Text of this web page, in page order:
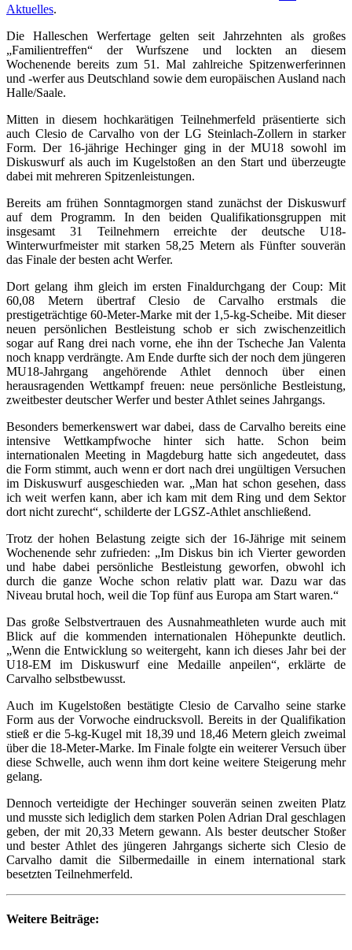
Aktuelles.
Die Halleschen Werfertage gelten seit Jahrzehnten als großes
„Familientreffen“ der Wurfszene und lockten an diesem
Wochenende bereits zum 51. Mal zahlreiche Spitzenwerferinnen
und -werfer aus Deutschland sowie dem europäischen Ausland nach
Halle/Saale.
Mitten in diesem hochkarätigen Teilnehmerfeld präsentierte sich
auch Clesio de Carvalho von der LG Steinlach-Zollern in starker
Form. Der 16-jährige Hechinger ging in der MU18 sowohl im
Diskuswurf als auch im Kugelstoßen an den Start und überzeugte
dabei mit mehreren Spitzenleistungen.
Bereits am frühen Sonntagmorgen stand zunächst der Diskuswurf
auf dem Programm. In den beiden Qualifikationsgruppen mit
insgesamt 31 Teilnehmern erreichte der deutsche U18-
Winterwurfmeister mit starken 58,25 Metern als Fünfter souverän
das Finale der besten acht Werfer.
Dort gelang ihm gleich im ersten Finaldurchgang der Coup: Mit
60,08 Metern übertraf Clesio de Carvalho erstmals die
prestigeträchtige 60-Meter-Marke mit der 1,5-kg-Scheibe. Mit dieser
neuen persönlichen Bestleistung schob er sich zwischenzeitlich
sogar auf Rang drei nach vorne, ehe ihn der Tscheche Jan Valenta
noch knapp verdrängte. Am Ende durfte sich der noch dem jüngeren
MU18-Jahrgang angehörende Athlet dennoch über einen
herausragenden Wettkampf freuen: neue persönliche Bestleistung,
zweitbester deutscher Werfer und bester Athlet seines Jahrgangs.
Besonders bemerkenswert war dabei, dass de Carvalho bereits eine
intensive Wettkampfwoche hinter sich hatte. Schon beim
internationalen Meeting in Magdeburg hatte sich angedeutet, dass
die Form stimmt, auch wenn er dort nach drei ungültigen Versuchen
im Diskuswurf ausgeschieden war. „Man hat schon gesehen, dass
ich weit werfen kann, aber ich kam mit dem Ring und dem Sektor
dort nicht zurecht“, schilderte der LGSZ-Athlet anschließend.
Trotz der hohen Belastung zeigte sich der 16-Jährige mit seinem
Wochenende sehr zufrieden: „Im Diskus bin ich Vierter geworden
und habe dabei persönliche Bestleistung geworfen, obwohl ich
durch die ganze Woche schon relativ platt war. Dazu war das
Niveau brutal hoch, weil die Top fünf aus Europa am Start waren.“
Das große Selbstvertrauen des Ausnahmeathleten wurde auch mit
Blick auf die kommenden internationalen Höhepunkte deutlich.
„Wenn die Entwicklung so weitergeht, kann ich dieses Jahr bei der
U18-EM im Diskuswurf eine Medaille anpeilen“, erklärte de
Carvalho selbstbewusst.
Auch im Kugelstoßen bestätigte Clesio de Carvalho seine starke
Form aus der Vorwoche eindrucksvoll. Bereits in der Qualifikation
stieß er die 5-kg-Kugel mit 18,39 und 18,46 Metern gleich zweimal
über die 18-Meter-Marke. Im Finale folgte ein weiterer Versuch über
diese Schwelle, auch wenn ihm dort keine weitere Steigerung mehr
gelang.
Dennoch verteidigte der Hechinger souverän seinen zweiten Platz
und musste sich lediglich dem starken Polen Adrian Dral geschlagen
geben, der mit 20,33 Metern gewann. Als bester deutscher Stoßer
und bester Athlet des jüngeren Jahrgangs sicherte sich Clesio de
Carvalho damit die Silbermedaille in einem international stark
besetzten Teilnehmerfeld.
Weitere Beiträge: